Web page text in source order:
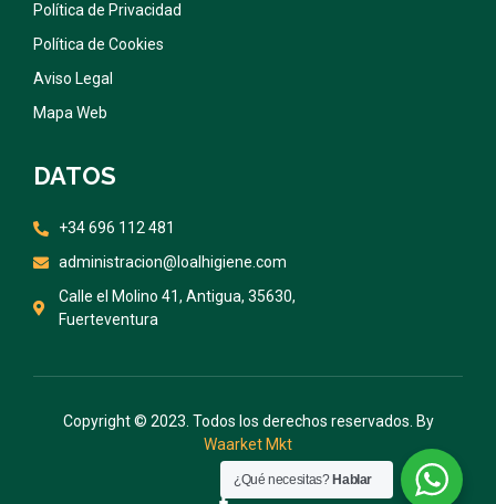
Política de Privacidad
Política de Cookies
Aviso Legal
Mapa Web
DATOS
+34 696 112 481
administracion@loalhigiene.com
Calle el Molino 41, Antigua, 35630,
Fuerteventura
Copyright © 2023. Todos los derechos reservados. By
Waarket Mkt
¿Qué necesitas? Hablar